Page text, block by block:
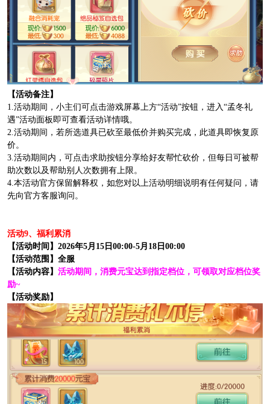
【活动备注】
1.活动期间，小主们可点击游戏屏幕上方“活动”按钮，进入“孟冬礼
遇”活动面板即可查看活动详情哦。
2.活动期间，若所选道具已砍至最低价并购买完成，此道具即恢复原
价。
3.活动期间内，可点击求助按钮分享给好友帮忙砍价，但每日可被帮
助次数以及帮助别人次数拥有上限。
4.本活动官方保留解释权，如您对以上活动明细说明有任何疑问，请
先向官方客服询问。
活动9、福利累消
【活动时间】2026年5月15日00:00-5月18日00:00
【活动范围】全服
【活动内容】 活动期间，消费元宝达到指定档位，可领取对应档位奖
励~
【活动奖励】